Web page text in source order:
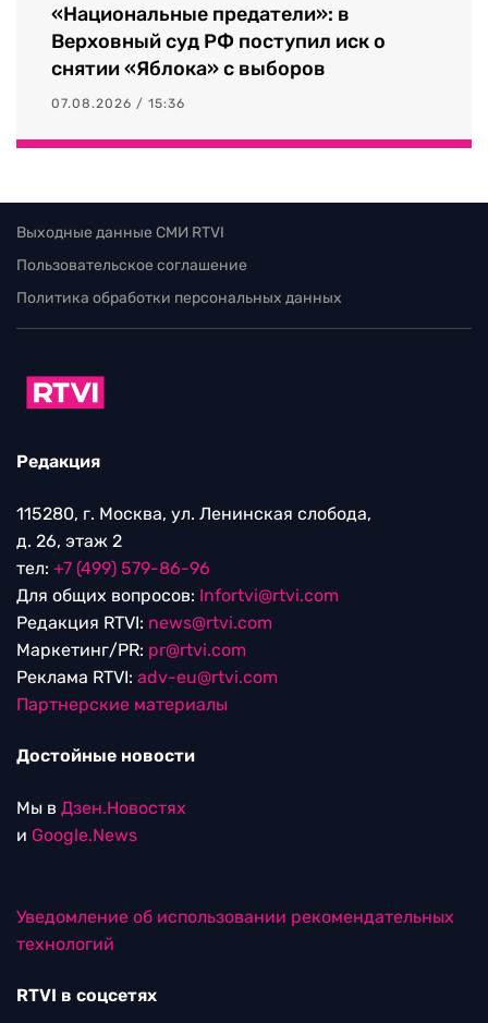
«Национальные предатели»: в
Верховный суд РФ поступил иск о
снятии «Яблока» с выборов
07.08.2026 / 15:36
Выходные данные СМИ RTVI
Пользовательское соглашение
Политика обработки персональных данных
Редакция
115280, г. Москва, ул. Ленинская слобода,
д. 26, этаж 2
тел: +7 (499) 579-86-96
Для общих вопросов: Infortvi@rtvi.com
Редакция RTVI: news@rtvi.com
Маркетинг/PR: pr@rtvi.com
Реклама RTVI: adv-eu@rtvi.com
Партнерские материалы
Достойные новости
Мы в Дзен.Новостях
и Google.News
Уведомление об использовании рекомендательных
технологий
RTVI в соцсетях